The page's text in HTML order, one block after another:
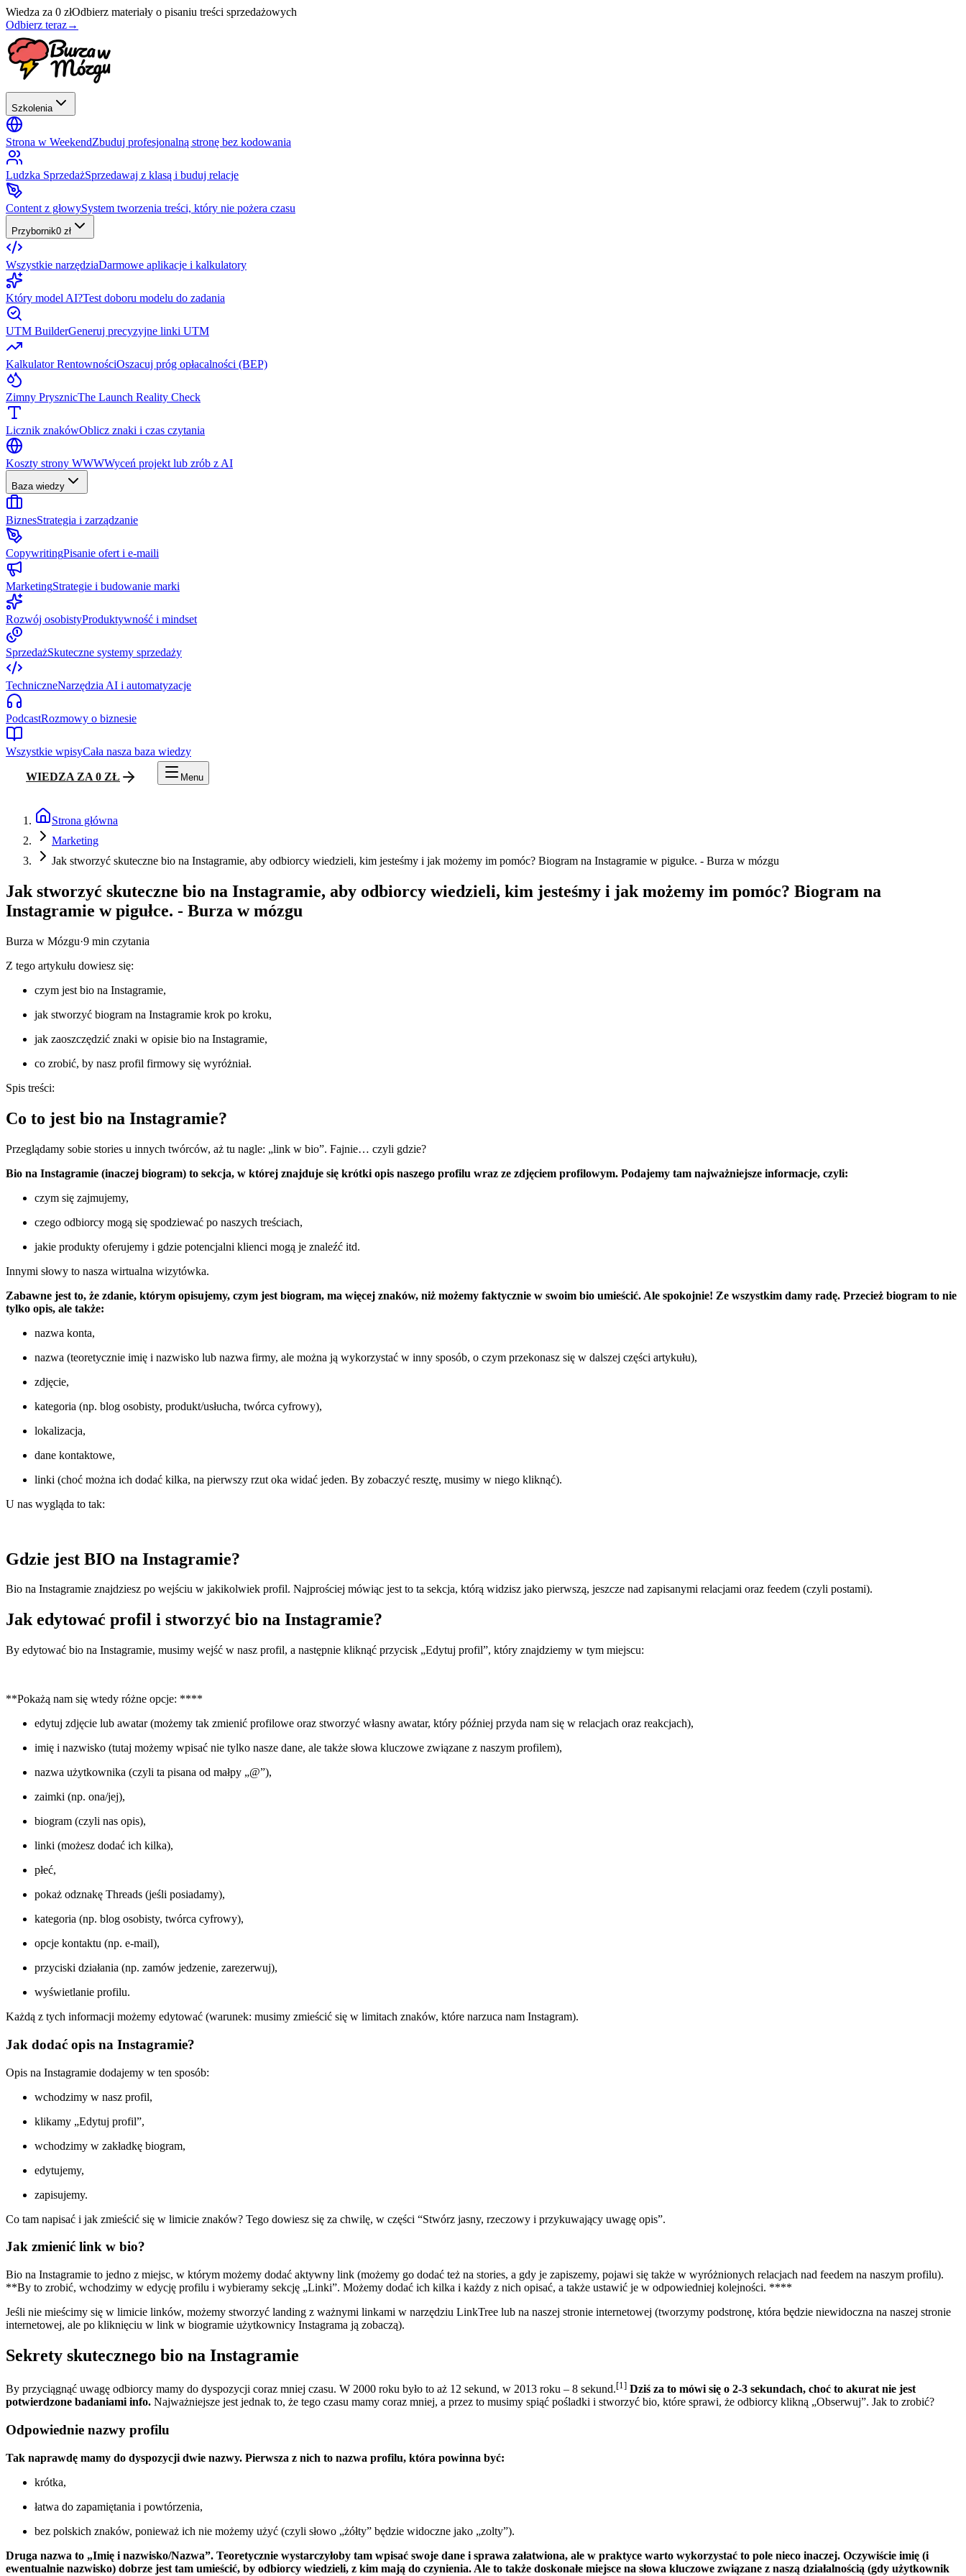
Wiedza za 0 złOdbierz materiały o pisaniu treści sprzedażowych
Odbierz teraz→
Szkolenia
Strona w WeekendZbuduj profesjonalną stronę bez kodowania
Ludzka SprzedażSprzedawaj z klasą i buduj relacje
Content z głowySystem tworzenia treści, który nie pożera czasu
Przybornik0 zł
Wszystkie narzędziaDarmowe aplikacje i kalkulatory
Który model AI?Test doboru modelu do zadania
UTM BuilderGeneruj precyzyjne linki UTM
Kalkulator RentownościOszacuj próg opłacalności (BEP)
Zimny PrysznicThe Launch Reality Check
Licznik znakówOblicz znaki i czas czytania
Koszty strony WWWWyceń projekt lub zrób z AI
Baza wiedzy
BiznesStrategia i zarządzanie
CopywritingPisanie ofert i e-maili
MarketingStrategie i budowanie marki
Rozwój osobistyProduktywność i mindset
SprzedażSkuteczne systemy sprzedaży
TechniczneNarzędzia AI i automatyzacje
PodcastRozmowy o biznesie
Wszystkie wpisyCała nasza baza wiedzy
WIEDZA ZA 0 ZŁ Menu
Strona główna
Marketing
Jak stworzyć skuteczne bio na Instagramie, aby odbiorcy wiedzieli, kim jesteśmy i jak możemy im pomóc? Biogram na Instagramie w pigułce. - Burza w mózgu
Jak stworzyć skuteczne bio na Instagramie, aby odbiorcy wiedzieli, kim jesteśmy i jak możemy im pomóc? Biogram na
Instagramie w pigułce. - Burza w mózgu
Burza w Mózgu·9 min czytania
Z tego artykułu dowiesz się:
czym jest bio na Instagramie,
jak stworzyć biogram na Instagramie krok po kroku,
jak zaoszczędzić znaki w opisie bio na Instagramie,
co zrobić, by nasz profil firmowy się wyróżniał.
Spis treści:
Co to jest bio na Instagramie?
Przeglądamy sobie stories u innych twórców, aż tu nagle: „link w bio”. Fajnie… czyli gdzie?
Bio na Instagramie (inaczej biogram) to sekcja, w której znajduje się krótki opis naszego profilu wraz ze zdjęciem profilowym. Podajemy tam najważniejsze informacje, czyli:
czym się zajmujemy,
czego odbiorcy mogą się spodziewać po naszych treściach,
jakie produkty oferujemy i gdzie potencjalni klienci mogą je znaleźć itd.
Innymi słowy to nasza wirtualna wizytówka.
Zabawne jest to, że zdanie, którym opisujemy, czym jest biogram, ma więcej znaków, niż możemy faktycznie w swoim bio umieścić. Ale spokojnie! Ze wszystkim damy radę. Przecież biogram to nie
tylko opis, ale także:
nazwa konta,
nazwa (teoretycznie imię i nazwisko lub nazwa firmy, ale można ją wykorzystać w inny sposób, o czym przekonasz się w dalszej części artykułu),
zdjęcie,
kategoria (np. blog osobisty, produkt/usłucha, twórca cyfrowy),
lokalizacja,
dane kontaktowe,
linki (choć można ich dodać kilka, na pierwszy rzut oka widać jeden. By zobaczyć resztę, musimy w niego kliknąć).
U nas wygląda to tak:
Gdzie jest BIO na Instagramie?
Bio na Instagramie znajdziesz po wejściu w jakikolwiek profil. Najprościej mówiąc jest to ta sekcja, którą widzisz jako pierwszą, jeszcze nad zapisanymi relacjami oraz feedem (czyli postami).
Jak edytować profil i stworzyć bio na Instagramie?
By edytować bio na Instagramie, musimy wejść w nasz profil, a następnie kliknąć przycisk „Edytuj profil”, który znajdziemy w tym miejscu:
**Pokażą nam się wtedy różne opcje: ****
edytuj zdjęcie lub awatar (możemy tak zmienić profilowe oraz stworzyć własny awatar, który później przyda nam się w relacjach oraz reakcjach),
imię i nazwisko (tutaj możemy wpisać nie tylko nasze dane, ale także słowa kluczowe związane z naszym profilem),
nazwa użytkownika (czyli ta pisana od małpy „@”),
zaimki (np. ona/jej),
biogram (czyli nas opis),
linki (możesz dodać ich kilka),
płeć,
pokaż odznakę Threads (jeśli posiadamy),
kategoria (np. blog osobisty, twórca cyfrowy),
opcje kontaktu (np. e-mail),
przyciski działania (np. zamów jedzenie, zarezerwuj),
wyświetlanie profilu.
Każdą z tych informacji możemy edytować (warunek: musimy zmieścić się w limitach znaków, które narzuca nam Instagram).
Jak dodać opis na Instagramie?
Opis na Instagramie dodajemy w ten sposób:
wchodzimy w nasz profil,
klikamy „Edytuj profil”,
wchodzimy w zakładkę biogram,
edytujemy,
zapisujemy.
Co tam napisać i jak zmieścić się w limicie znaków? Tego dowiesz się za chwilę, w części “Stwórz jasny, rzeczowy i przykuwający uwagę opis”.
Jak zmienić link w bio?
Bio na Instagramie to jedno z miejsc, w którym możemy dodać aktywny link (możemy go dodać też na stories, a gdy je zapiszemy, pojawi się także w wyróżnionych relacjach nad feedem na naszym profilu).
**By to zrobić, wchodzimy w edycję profilu i wybieramy sekcję „Linki”. Możemy dodać ich kilka i każdy z nich opisać, a także ustawić je w odpowiedniej kolejności. ****
Jeśli nie mieścimy się w limicie linków, możemy stworzyć landing z ważnymi linkami w narzędziu LinkTree lub na naszej stronie internetowej (tworzymy podstronę, która będzie niewidoczna na naszej stronie
internetowej, ale po kliknięciu w link w biogramie użytkownicy Instagrama ją zobaczą).
Sekrety skutecznego bio na Instagramie
By przyciągnąć uwagę odbiorcy mamy do dyspozycji coraz mniej czasu. W 2000 roku było to aż 12 sekund, w 2013 roku – 8 sekund.[1] Dziś za to mówi się o 2-3 sekundach, choć to akurat nie jest
potwierdzone badaniami info. Najważniejsze jest jednak to, że tego czasu mamy coraz mniej, a przez to musimy spiąć pośladki i stworzyć bio, które sprawi, że odbiorcy klikną „Obserwuj”. Jak to zrobić?
Odpowiednie nazwy profilu
Tak naprawdę mamy do dyspozycji dwie nazwy. Pierwsza z nich to nazwa profilu, która powinna być:
krótka,
łatwa do zapamiętania i powtórzenia,
bez polskich znaków, ponieważ ich nie możemy użyć (czyli słowo „żółty” będzie widoczne jako „zolty”).
Druga nazwa to „Imię i nazwisko/Nazwa”. Teoretycznie wystarczyłoby tam wpisać swoje dane i sprawa załatwiona, ale w praktyce warto wykorzystać to pole nieco inaczej. Oczywiście imię (i
ewentualnie nazwisko) dobrze jest tam umieścić, by odbiorcy wiedzieli, z kim mają do czynienia. Ale to także doskonałe miejsce na słowa kluczowe związane z naszą działalnością (gdy użytkownik